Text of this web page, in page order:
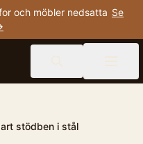
och möbler nedsatta Se
stödben i stål